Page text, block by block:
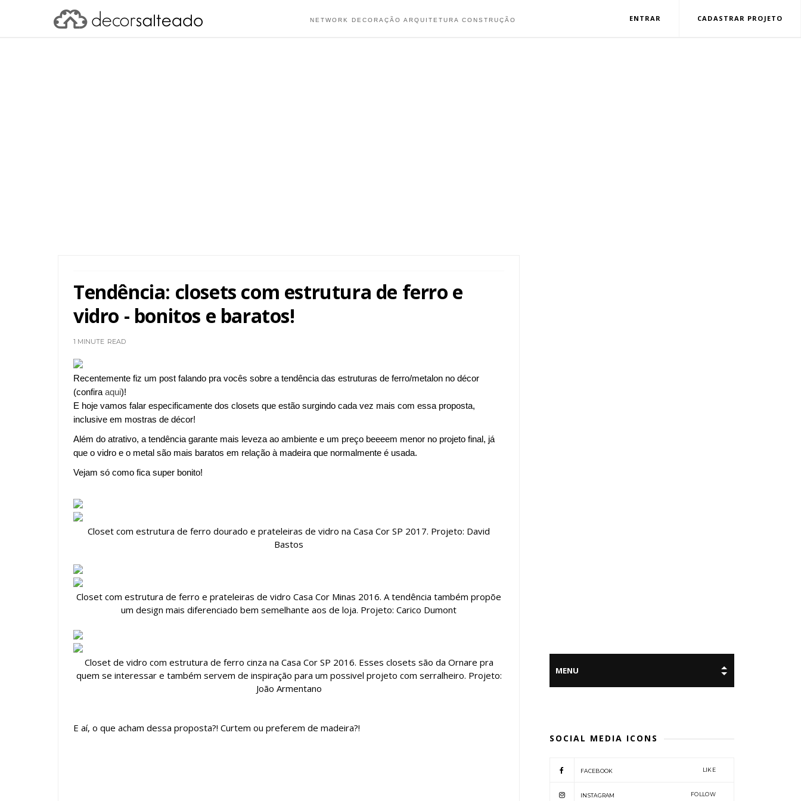
NETWORK DECORAÇÃO ARQUITETURA CONSTRUÇÃO ENTRAR CADASTRAR PROJETO
Tendência: closets com estrutura de ferro e
vidro - bonitos e baratos!
1 MINUTE READ
Recentemente fiz um post falando pra vocês sobre a tendência das estruturas de ferro/metalon no décor
(confira aqui)!
E hoje vamos falar especificamente dos closets que estão surgindo cada vez mais com essa proposta,
inclusive em mostras de décor!
Além do atrativo, a tendência garante mais leveza ao ambiente e um preço beeeem menor no projeto final, já
que o vidro e o metal são mais baratos em relação à madeira que normalmente é usada.
Vejam só como fica super bonito!
Closet com estrutura de ferro dourado e prateleiras de vidro na Casa Cor SP 2017. Projeto: David
Bastos
Closet com estrutura de ferro e prateleiras de vidro Casa Cor Minas 2016. A tendência também propõe
um design mais diferenciado bem semelhante aos de loja. Projeto: Carico Dumont
Closet de vidro com estrutura de ferro cinza na Casa Cor SP 2016. Esses closets são da Ornare pra
quem se interessar e também servem de inspiração para um possivel projeto com serralheiro. Projeto:
João Armentano
E aí, o que acham dessa proposta?! Curtem ou preferem de madeira?!
SOCIAL MEDIA ICONS
FACEBOOK LIKE
INSTAGRAM FOLLOW